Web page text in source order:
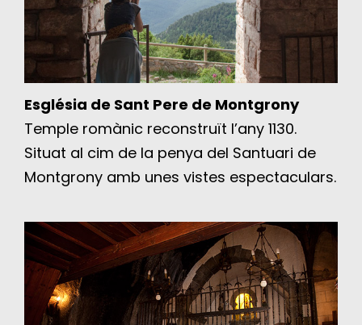
Església de Sant Pere de Montgrony
Temple romànic reconstruït l’any 1130.
Situat al cim de la penya del Santuari de
Montgrony amb unes vistes espectaculars.